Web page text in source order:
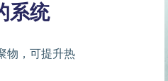
系统
物，可提升热